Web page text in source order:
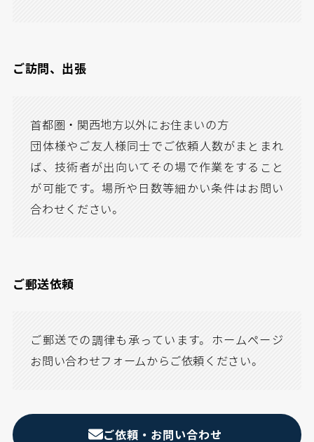
ご訪問、出張
首都圏・関西地方以外にお住まいの方
団体様やご友人様同士でご依頼人数がまとまれ
ば、技術者が出向いてその場で作業をすること
が可能です。場所や日数等細かい条件はお問い
合わせください。
ご郵送依頼
ご郵送での調律も承っています。ホームページ
お問い合わせフォームからご依頼ください。
ご依頼・お問い合わせ